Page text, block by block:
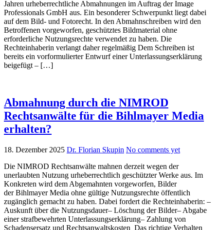
Jahren urheberrechtliche Abmahnungen im Auftrag der Image
Professionals GmbH aus. Ein besonderer Schwerpunkt liegt dabei
auf dem Bild- und Fotorecht. In den Abmahnschreiben wird den
Betroffenen vorgeworfen, geschütztes Bildmaterial ohne
erforderliche Nutzungsrechte verwendet zu haben. Die
Rechteinhaberin verlangt daher regelmäßig Dem Schreiben ist
bereits ein vorformulierter Entwurf einer Unterlassungserklärung
beigefügt – […]
Abmahnung durch die NIMROD
Rechtsanwälte für die Bihlmayer Media
erhalten?
18. Dezember 2025 Dr. Florian Skupin No comments yet
Die NIMROD Rechtsanwälte mahnen derzeit wegen der
unerlaubten Nutzung urheberrechtlich geschützter Werke aus. Im
Konkreten wird dem Abgemahnten vorgeworfen, Bilder
der Bihlmayer Media ohne gültige Nutzungsrechte öffentlich
zugänglich gemacht zu haben. Dabei fordert die Rechteinhaberin: –
Auskunft über die Nutzungsdauer– Löschung der Bilder– Abgabe
einer strafbewehrten Unterlassungserklärung– Zahlung von
Schadensersatz und Rechtsanwaltskosten Das richtige Verhalten